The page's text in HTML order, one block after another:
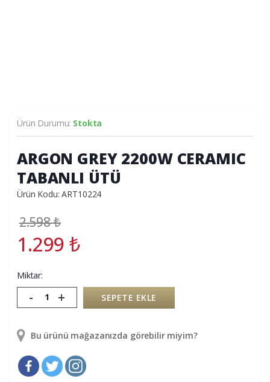
Ürün Durumu: Stokta
ARGON GREY 2200W CERAMIC
TABANLI ÜTÜ
Ürün Kodu: ART10224
2.598₺
1.299₺
Miktar:
- + SEPETE EKLE
Bu ürünü mağazanızda görebilir miyim?